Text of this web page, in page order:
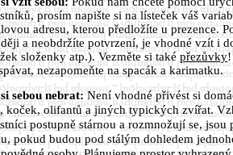
prosím napište si na lísteček váš
adresu, kterou předložíte u prezence.
a neobdržíte potvrzení, je vhodné vzít i
složenky atp.). Vezměte si také přezůvky
nezapomeňte na spacák a karimatku.
sebou nebrat:Není vhodné přivést si
koček, olifantů a jiných typických zvířat.
postupně stárnou a rozmnožují se, jsou
pokud budou pod stálým dohledem